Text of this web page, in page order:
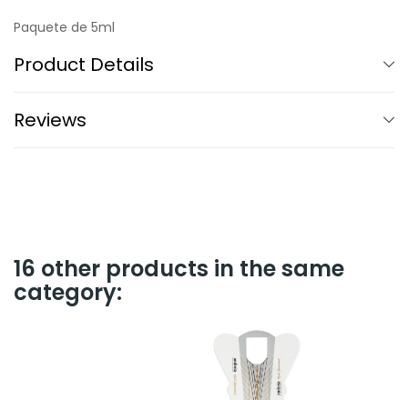
Paquete de 5ml
Product Details
Reviews
16 other products in the same
category: